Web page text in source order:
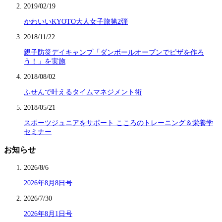
2019/02/19
かわいいKYOTO大人女子旅第2弾
2018/11/22
親子防災デイキャンプ「ダンボールオーブンでピザを作ろ
う！」を実施
2018/08/02
ふせんで叶えるタイムマネジメント術
2018/05/21
スポーツジュニアをサポート こころのトレーニング＆栄養学
セミナー
お知らせ
2026/8/6
2026年8月8日号
2026/7/30
2026年8月1日号